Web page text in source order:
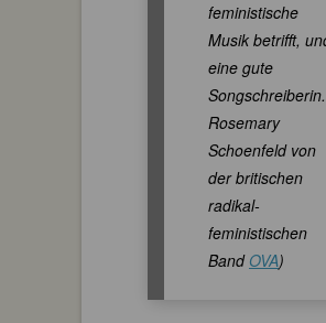
feministische
Musik betrifft,
eine gute
Rosemary
Schoenfeld von
der britischen
radikal-
feministischen
Band OVA)